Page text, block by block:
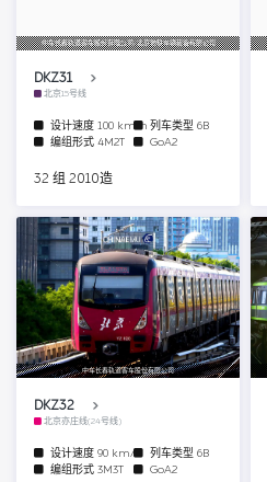
中车长春轨道客车股份有限公司/北京地铁车辆装备有限公司
DKZ31
北京15号线
设计速度 100 km/h列车类型 6B
编组形式 4M2T GoA2
32 组 2010造
中车长春轨道客车股份有限公司
DKZ32
北京亦庄线(24号线)
设计速度 90 km/h 列车类型 6B
编组形式 3M3T GoA2